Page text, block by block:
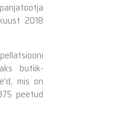
2018
butiik-
mis on
peetud